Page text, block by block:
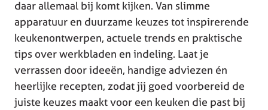
daar allemaal bij komt kijken. Van slimme
apparatuur en duurzame keuzes tot inspirerende
keukenontwerpen, actuele trends en praktische
tips over werkbladen en indeling. Laat je
verrassen door ideeën, handige adviezen én
heerlijke recepten, zodat jij goed voorbereid de
juiste keuzes maakt voor een keuken die past bij